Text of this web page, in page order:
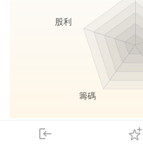
login
下單
長線價值
籌碼
股利